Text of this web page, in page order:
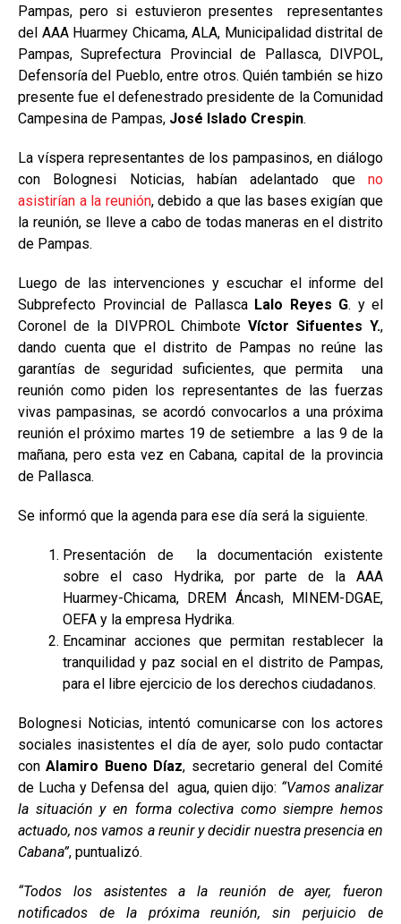
Pampas, pero si estuvieron presentes representantes
del AAA Huarmey Chicama, ALA, Municipalidad distrital de
Pampas, Suprefectura Provincial de Pallasca, DIVPOL,
Defensoría del Pueblo, entre otros. Quién también se hizo
presente fue el defenestrado presidente de la Comunidad
Campesina de Pampas, José Islado Crespin.
La víspera representantes de los pampasinos, en diálogo
con Bolognesi Noticias, habían adelantado que no
asistirían a la reunión, debido a que las bases exigían que
la reunión, se lleve a cabo de todas maneras en el distrito
de Pampas.
Luego de las intervenciones y escuchar el informe del
Subprefecto Provincial de Pallasca Lalo Reyes G. y el
Coronel de la DIVPROL ChimboteVíctor Sifuentes Y.,
dando cuenta que el distrito de Pampas no reúne las
garantías de seguridad suficientes, que permita una
reunión como piden los representantes de las fuerzas
vivas pampasinas, se acordó convocarlos a una próxima
reunión el próximo martes 19 de setiembre a las 9 de la
mañana, pero esta vez en Cabana, capital de la provincia
de Pallasca.
Se informó que la agenda para ese día será la siguiente.
Presentación de la documentación existente
sobre el caso Hydrika, por parte de la AAA
Huarmey-Chicama, DREM Áncash, MINEM-DGAE,
OEFA y la empresa Hydrika.
Encaminar acciones que permitan restablecer la
tranquilidad y paz social en el distrito de Pampas,
para el libre ejercicio de los derechos ciudadanos.
Bolognesi Noticias, intentó comunicarse con los actores
sociales inasistentes el día de ayer, solo pudo contactar
conAlamiro Bueno Díaz, secretario general del Comité
de Lucha y Defensa del agua, quien dijo: “Vamos analizar
la situación y en forma colectiva como siempre hemos
actuado, nos vamos a reunir y decidir nuestra presencia en
Cabana”, puntualizó.
“Todos los asistentes a la reunión de ayer, fueron
notificados de la próxima reunión, sin perjuicio de